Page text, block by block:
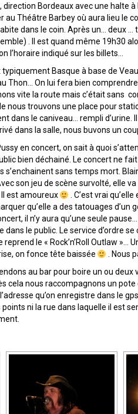
Bordeaux avec une halte
au Théâtre Barbey où aura lieu
dans le coin. Après un… deux …
. Il est quand même 19h30
l’horaire indiqué sur les billets…
Basque à base de
Thon… On lui fera bien
vite la route mais c’était sans
nous trouvons une place pour
dans le caniveau… rempli
dans la salle, nous buvons un
en concert, on sait à quoi
bien déchainé. Le concert ne
sans temps mort.
son jeu de scène survolté, elle
est amoureux
. C’est vrai
qu’elle a des tatouages
il n’y aura qu’une seule
le public. Le service d’ordre
le « Rock’n’Roll Outlaw »…
on fonce tête baissée
. Nous
au bar pour boire un ou
cela nous raccompagnons un
qu’on enregistre dans le
ni la rue dans laquelle il est